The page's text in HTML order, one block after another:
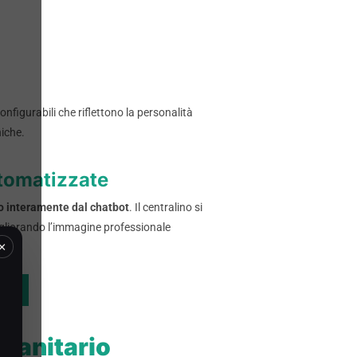
che riflettono la personalità
interamente dal chatbot. Il centralino si
l’immagine professionale
sanitario